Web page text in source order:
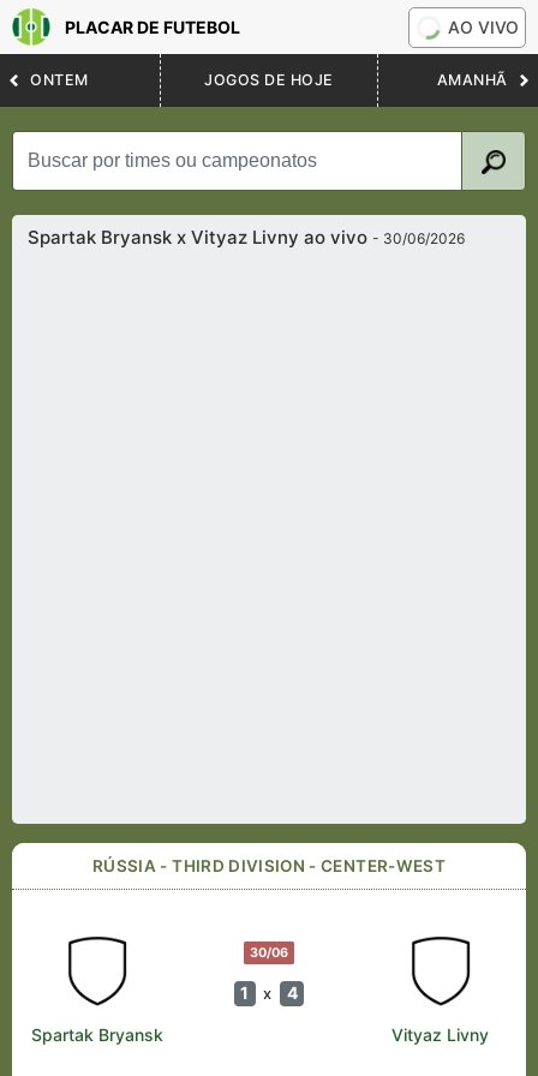
PLACAR DE FUTEBOL AO VIVO
ONTEM JOGOS DE HOJE AMANHÃ
Spartak Bryansk x Vityaz Livny ao vivo- 30/06/2026
RÚSSIA - THIRD DIVISION - CENTER-WEST
30/06
1 x 4
Spartak Bryansk Vityaz Livny